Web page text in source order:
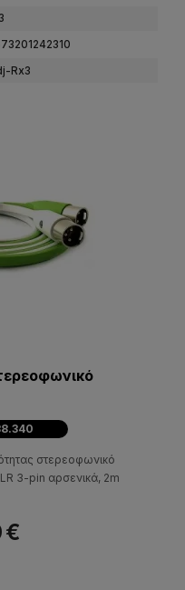
Rx3
στερεοφωνικό
3-pin αρσενικά, 2m
€